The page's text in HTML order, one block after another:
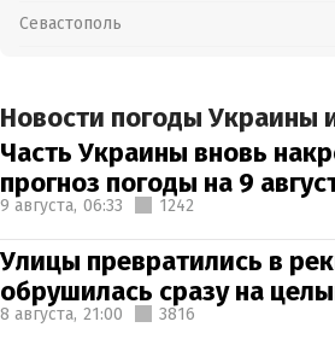
Севастополь
Новости погоды Украины
Часть Украины вновь
прогноз погоды на 9
9 августа, 06:33 1242
Улицы превратились в
обрушилась сразу на
8 августа, 21:00 3816